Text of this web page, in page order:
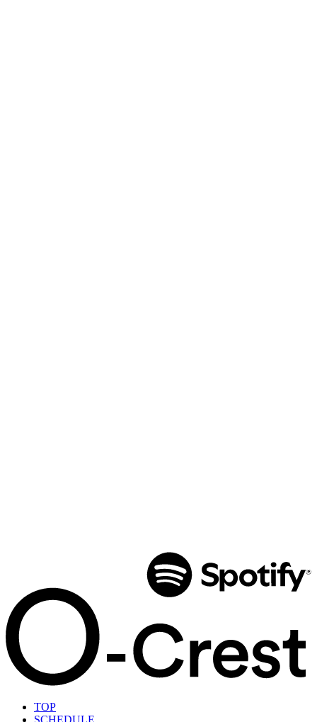
TOP
SCHEDULE